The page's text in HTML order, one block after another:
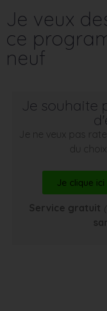
Je veux
ce
neuf
Je souhaite
Je ne veux pas
du
Je clique
Service gratuit